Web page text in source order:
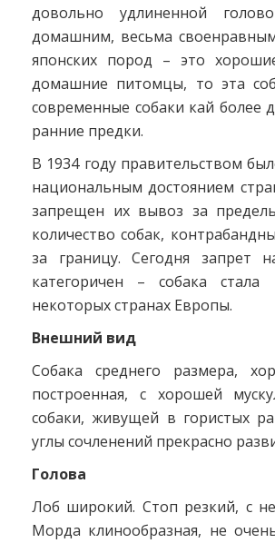
довольно удлиненной
домашним, весьма
японских пород – это
домашние питомцы, то эта
современные собаки кай более
ранние предки.
В 1934 году правительством
национальным достоянием
запрещен их вывоз за
количество собак,
за границу. Сегодня
категоричен – собака
некоторых странах Европы.
Внешний вид
Собака среднего размера,
построенная, с хорошей
собаки, живущей в гористых
углы сочленений прекрасно
Голова
Лоб широкий. Стоп резкий, с
Морда клинообразная, не